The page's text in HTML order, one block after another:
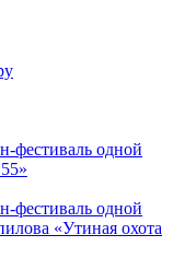
фестиваль одной
фестиваль одной
«Утиная охота